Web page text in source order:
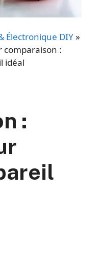
Électronique DIY»
comparaison :
idéal
: